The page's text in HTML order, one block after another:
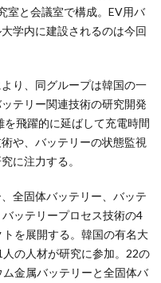
室と会議室で構成。EV用バ
学内に建設されるのは今回
り、同グループは韓国の一
テリー関連技術の研究開発
飛躍的に延ばして充電時間
や、バッテリーの状態監視
に注力する。
全固体バッテリー、バッテ
ッテリープロセス技術の4
を展開する。韓国の有名大
の人材が研究に参加。22の
金属バッテリーと全固体バ